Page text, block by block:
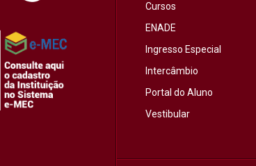
Cursos
ENADE
Ingresso Especial
Intercâmbio
Portal do Aluno
Vestibular